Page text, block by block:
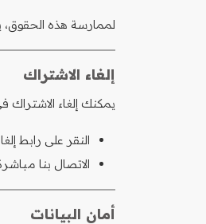
لممارسة هذه الحقوق،
إلغاء الاشتراك
يمكنك إلغاء الاشتراك
النقر على رابط
الاتصال بنا
أمان البيانات